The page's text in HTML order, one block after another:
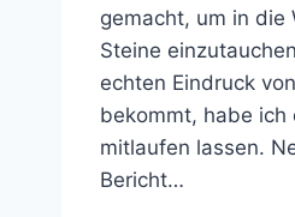
gemacht, um in die
Steine
echten Eindruck
bekommt, habe ich
mitlaufen lassen.
Bericht…